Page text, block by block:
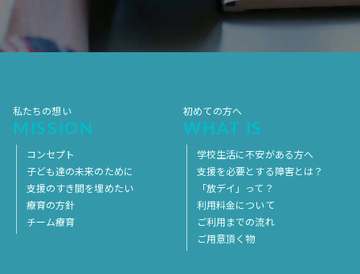
2017年5月
2017年4月
私たちの想い
MISSION
コンセプト
子ども達の未来のために
支援のすき間を埋めたい
療育の方針
チーム療育
初めての方へ
WHAT IS
学校生活に不安がある方へ
支援を必要とする障害とは？
「放デイ」って？
利用料金について
ご利用までの流れ
ご用意頂く物